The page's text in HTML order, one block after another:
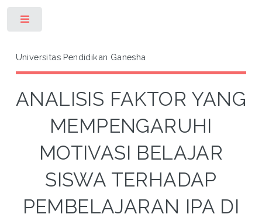
Universitas Pendidikan Ganesha
ANALISIS FAKTOR YANG
MEMPENGARUHI
MOTIVASI BELAJAR
SISWA TERHADAP
PEMBELAJARAN IPA DI